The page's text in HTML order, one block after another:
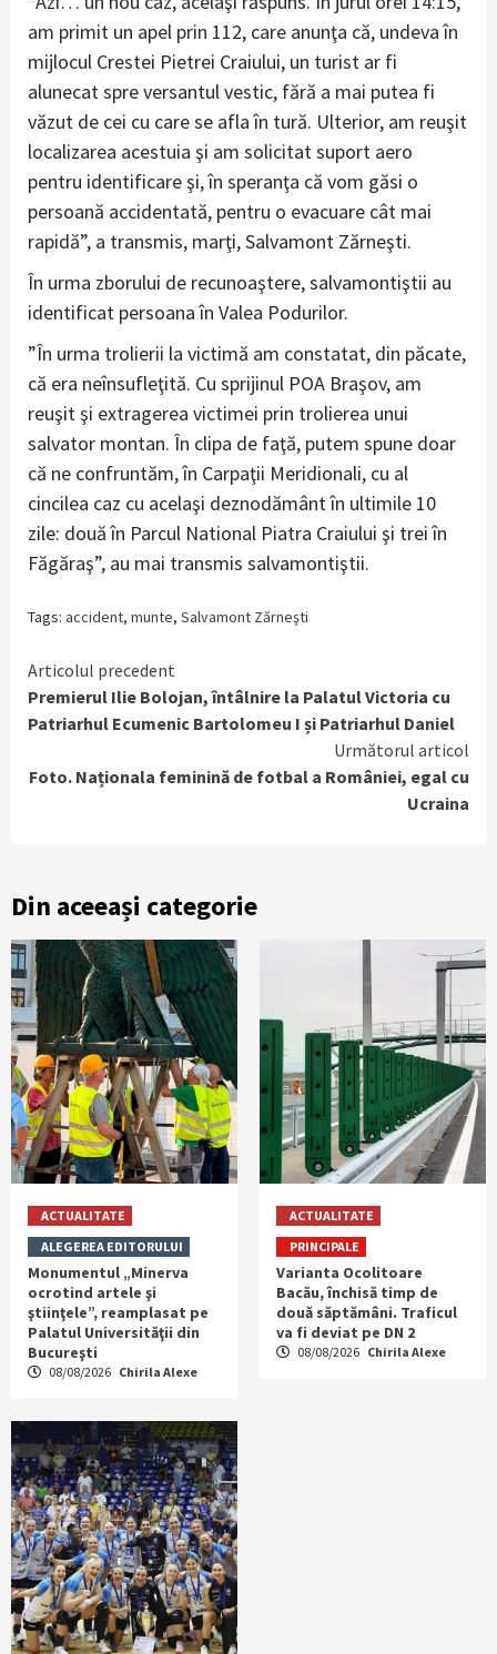
am primit un apel prin 112, care anunţa că, undeva în
mijlocul Crestei Pietrei Craiului, un turist ar fi
alunecat spre versantul vestic, fără a mai putea fi
văzut de cei cu care se afla în tură. Ulterior, am reuşit
localizarea acestuia şi am solicitat suport aero
pentru identificare şi, în speranţa că vom găsi o
persoană accidentată, pentru o evacuare cât mai
rapidă”, a transmis, marţi, Salvamont Zărneşti.
În urma zborului de recunoaştere, salvamontiştii au
identificat persoana în Valea Podurilor.
”În urma trolierii la victimă am constatat, din păcate,
că era neînsufleţită. Cu sprijinul POA Braşov, am
reuşit şi extragerea victimei prin trolierea unui
salvator montan. În clipa de faţă, putem spune doar
că ne confruntăm, în Carpaţii Meridionali, cu al
cincilea caz cu acelaşi deznodământ în ultimile 10
zile: două în Parcul National Piatra Craiului şi trei în
Făgăraş”, au mai transmis salvamontiştii.
Tags: accident, munte, Salvamont Zărneşti
Continue
Reading
Articolul precedent
Premierul Ilie Bolojan, întâlnire la Palatul Victoria cu
Patriarhul Ecumenic Bartolomeu I și Patriarhul Daniel
Următorul articol
Foto. Naționala feminină de fotbal a României, egal cu
Ucraina
Din aceeași categorie
ACTUALITATE
ALEGEREA EDITORULUI
Monumentul „Minerva
ocrotind artele şi
ştiinţele”, reamplasat pe
Palatul Universităţii din
Bucureşti
08/08/2026 Chirila Alexe
ACTUALITATE
PRINCIPALE
Varianta Ocolitoare
Bacău, închisă timp de
două săptămâni. Traficul
va fi deviat pe DN 2
08/08/2026 Chirila Alexe